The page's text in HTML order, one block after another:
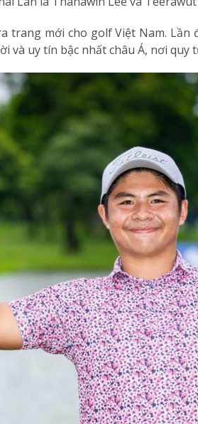
trang mới cho golf Việt Nam.
và uy tín bậc nhất châu Á, nơi